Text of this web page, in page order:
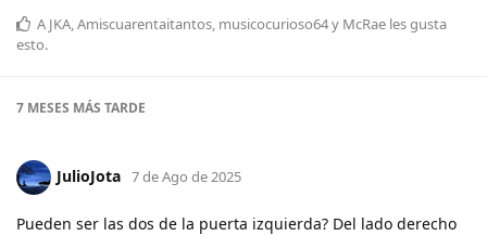
A JKA,Amiscuarentaitantos, musicocurioso64y McRae les gusta
esto.
7 MESES MÁS TARDE
JulioJota 7 de Ago de 2025
Pueden ser las dos de la puerta izquierda? Del lado derecho